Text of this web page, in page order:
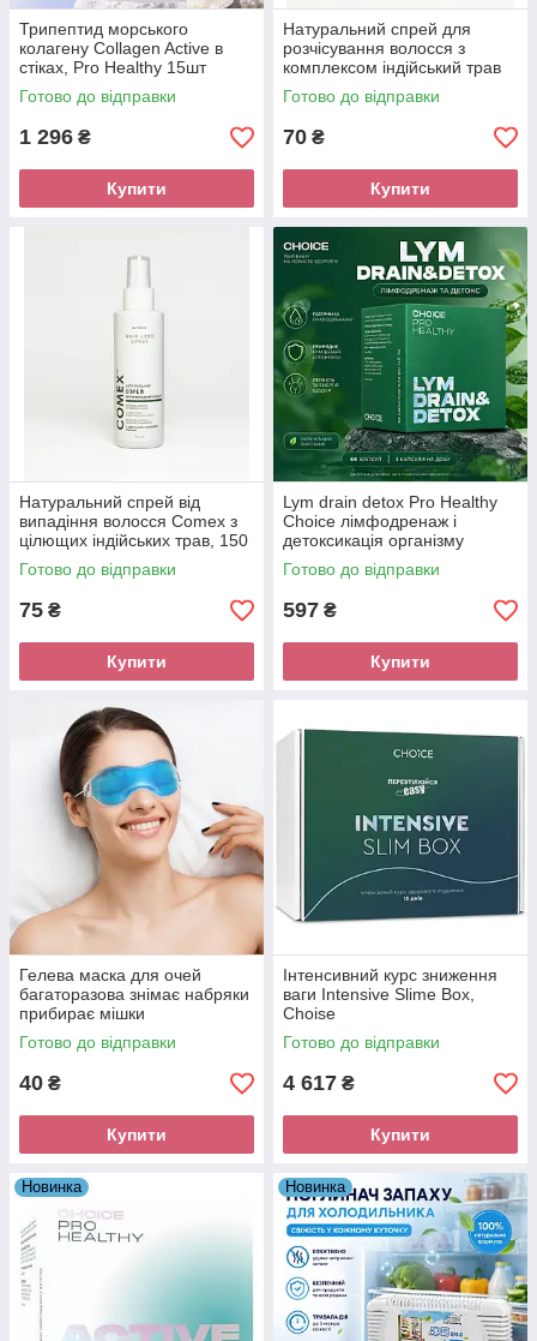
Трипептид морського
колагену Collagen Active в
стіках, Pro Healthy 15шт
Готово до відправки
1 296 ₴
Купити
Натуральний спрей для
розчісування волосся з
комплексом індійський трав
Comex, 150 мл
Готово до відправки
70 ₴
Купити
Натуральний спрей від
випадіння волосся Comex з
цілющих індійських трав, 150
мл
Готово до відправки
75 ₴
Купити
Lym drain detox Pro Healthy
Choice лімфодренаж і
детоксикація організму
Готово до відправки
597 ₴
Купити
Гелева маска для очей
багаторазова знімає набряки
прибирає мішки
Готово до відправки
40 ₴
Купити
Інтенсивний курс зниження
ваги Intensive Slime Box,
Choise
Готово до відправки
4 617 ₴
Купити
Новинка Новинка